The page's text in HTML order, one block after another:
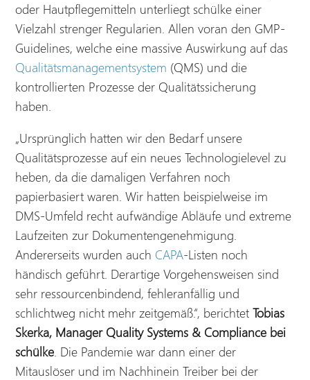
oder Hautpflegemitteln unterliegt schülke einer
Vielzahl strenger Regularien. Allen voran den GMP-
Guidelines, welche eine massive Auswirkung auf das
Qualitätsmanagementsystem (QMS) und die
kontrollierten Prozesse der Qualitätssicherung
haben.
„Ursprünglich hatten wir den Bedarf unsere
Qualitätsprozesse auf ein neues Technologielevel zu
heben, da die damaligen Verfahren noch
papierbasiert waren. Wir hatten beispielweise im
DMS-Umfeld recht aufwändige Abläufe und extreme
Laufzeiten zur Dokumentengenehmigung.
Andererseits wurden auch CAPA-Listen noch
händisch geführt. Derartige Vorgehensweisen sind
sehr ressourcenbindend, fehleranfällig und
schlichtweg nicht mehr zeitgemäß.“, berichtetTobias
Skerka, Manager Quality Systems & Compliance bei
schülke. Die Pandemie war dann einer der
Mitauslöser und im Nachhinein Treiber bei der